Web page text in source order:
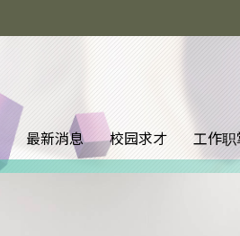
最新消息 校园求才 工作